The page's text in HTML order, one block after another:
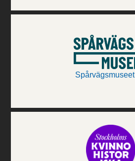
Spårvägsmuseet